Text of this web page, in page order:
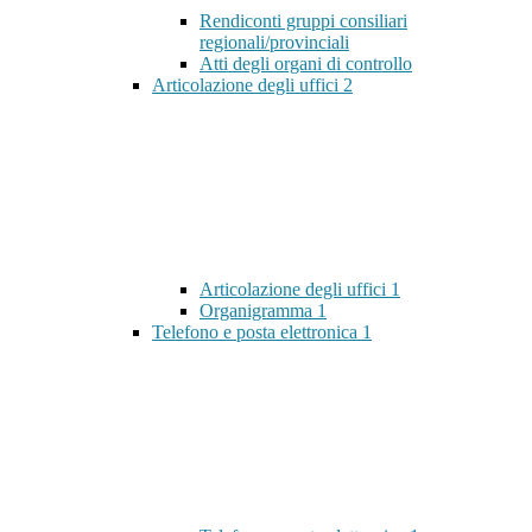
Rendiconti gruppi consiliari
regionali/provinciali
Atti degli organi di controllo
Articolazione degli uffici 2
Articolazione degli uffici 1
Organigramma 1
Telefono e posta elettronica 1